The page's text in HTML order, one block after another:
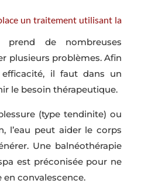
un traitement utilisant la
prend de nombreuses
plusieurs problèmes. Afin
il faut dans un
le besoin thérapeutique.
(type tendinite) ou
l’eau peut aider le corps
Une balnéothérapie
est préconisée pour ne
en convalescence.